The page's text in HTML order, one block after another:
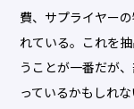
費、サプライヤー
れている。これを
うことが一番だが
っているかもしれ